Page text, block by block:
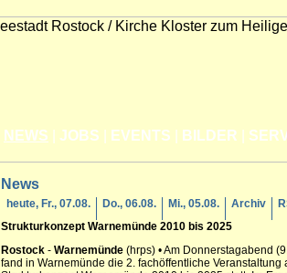
NEWS JOBS EVENTS BILDER
News
heute, Fr., 07.08. Do., 06.08. Mi., 05.08. Archiv
Strukturkonzept Warnemünde 2010 bis 2025
Rostock - Warnemünde (hrps) • Am Donnerstagabend
fand in Warnemünde die 2. fachöffentliche Veranstaltung